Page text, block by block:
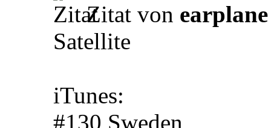
Zitat von earplane
Satellite
iTunes:
#130 Sweden